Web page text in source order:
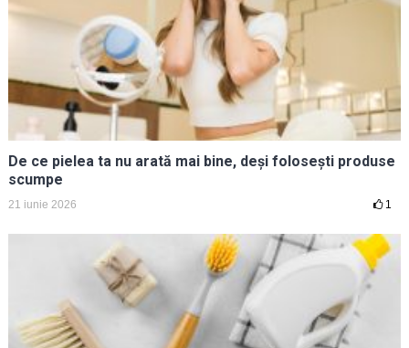
De ce pielea ta nu arată mai bine, deși folosești produse
scumpe
21 iunie 2026 1